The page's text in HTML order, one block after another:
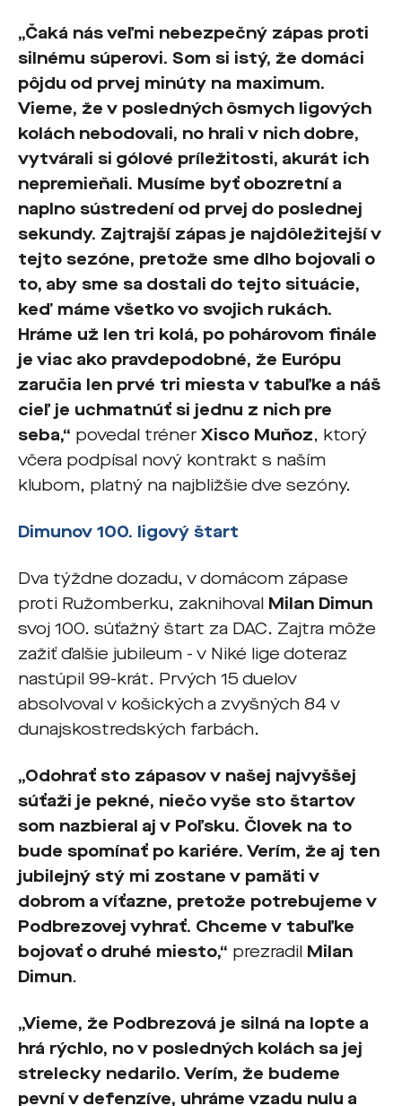
„Čaká nás veľmi nebezpečný zápas proti
silnému súperovi. Som si istý, že domáci
pôjdu od prvej minúty na maximum.
Vieme, že v posledných ôsmych ligových
kolách nebodovali, no hrali v nich dobre,
vytvárali si gólové príležitosti, akurát ich
nepremieňali. Musíme byť obozretní a
naplno sústredení od prvej do poslednej
sekundy. Zajtrajší zápas je najdôležitejší v
tejto sezóne, pretože sme dlho bojovali o
to, aby sme sa dostali do tejto situácie,
keď máme všetko vo svojich rukách.
Hráme už len tri kolá, po pohárovom finále
je viac ako pravdepodobné, že Európu
zaručia len prvé tri miesta v tabuľke a náš
cieľ je uchmatnúť si jednu z nich pre
seba,“ povedal tréner Xisco Muňoz, ktorý
včera podpísal nový kontrakt s naším
klubom, platný na najbližšie dve sezóny.
Dimunov 100. ligový štart
Dva týždne dozadu, v domácom zápase
proti Ružomberku, zaknihoval Milan Dimun
svoj 100. súťažný štart za DAC. Zajtra môže
zažiť ďalšie jubileum - v Niké lige doteraz
nastúpil 99-krát. Prvých 15 duelov
absolvoval v košických a zvyšných 84 v
dunajskostredských farbách.
„Odohrať sto zápasov v našej najvyššej
súťaži je pekné, niečo vyše sto štartov
som nazbieral aj v Poľsku. Človek na to
bude spomínať po kariére. Verím, že aj ten
jubilejný stý mi zostane v pamäti v
dobrom a víťazne, pretože potrebujeme v
Podbrezovej vyhrať. Chceme v tabuľke
bojovať o druhé miesto,“ prezradil Milan
Dimun.
„Vieme, že Podbrezová je silná na lopte a
hrá rýchlo, no v posledných kolách sa jej
strelecky nedarilo. Verím, že budeme
pevní v defenzíve, uhráme vzadu nulu a